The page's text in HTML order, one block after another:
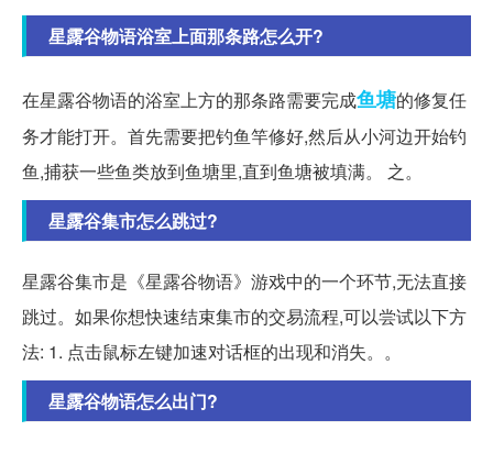
星露谷物语浴室上面那条路怎么开?
在星露谷物语的浴室上方的那条路需要完成鱼塘的修复任
务才能打开。首先需要把钓鱼竿修好,然后从小河边开始钓
鱼,捕获一些鱼类放到鱼塘里,直到鱼塘被填满。 之。
星露谷集市怎么跳过?
星露谷集市是《星露谷物语》游戏中的一个环节,无法直接
跳过。如果你想快速结束集市的交易流程,可以尝试以下方
法: 1. 点击鼠标左键加速对话框的出现和消失。。
星露谷物语怎么出门?